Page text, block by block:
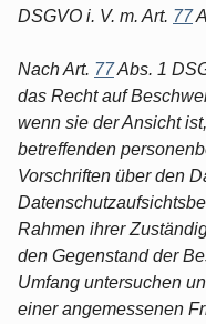
DSGVO i. V. m. Art. 77
Nach Art. 77Abs. 1
das Recht auf
wenn sie der Ansicht
betreffenden
Vorschriften über den
Rahmen ihrer
den Gegenstand der
Umfang untersuchen
einer angemessenen